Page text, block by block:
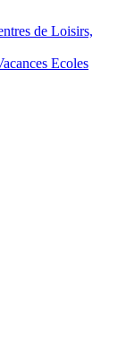
de Loisirs,
Ecoles